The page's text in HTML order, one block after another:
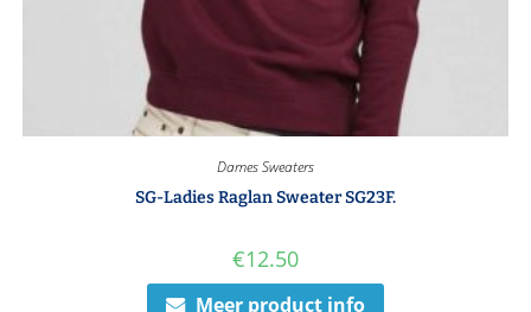
Dames Sweaters
SG-Ladies Raglan Sweater SG23F.
€12.50
Meer product info